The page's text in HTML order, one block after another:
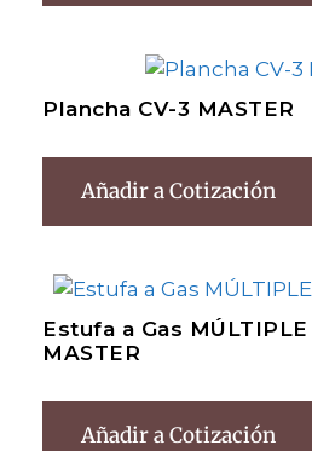
Plancha CV-3 MASTER
Añadir a Cotización
Estufa a Gas MÚLTIPLE
MASTER
Añadir a Cotización